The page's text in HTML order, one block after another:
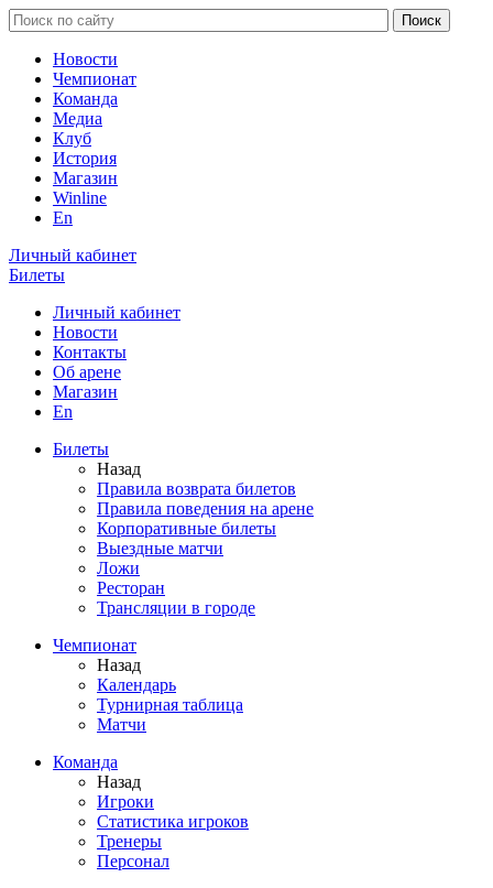
Новости
Чемпионат
Команда
Медиа
Клуб
История
Магазин
Winline
En
Личный кабинет
Билеты
Личный кабинет
Новости
Контакты
Об арене
Магазин
En
Билеты
Назад
Правила возврата билетов
Правила поведения на арене
Корпоративные билеты
Выездные матчи
Ложи
Ресторан
Трансляции в городе
Чемпионат
Назад
Календарь
Турнирная таблица
Матчи
Команда
Назад
Игроки
Статистика игроков
Тренеры
Персонал